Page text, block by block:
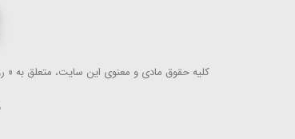
كلیه حقوق مادی و معنوی این سایت، متعلق به «